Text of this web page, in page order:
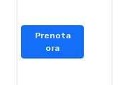
Prenota
ora